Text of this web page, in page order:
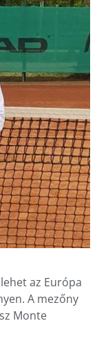
az Európa
A mezőny
Monte